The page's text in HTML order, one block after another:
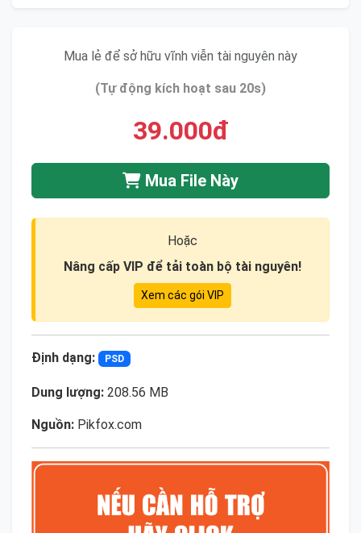
Mua lẻ để sở hữu vĩnh viễn tài nguyên này
(Tự động kích hoạt sau 20s)
39.000đ
Mua File Này
Hoặc
Nâng cấp VIP để tải toàn bộ tài nguyên!
Xem các gói VIP
Định dạng: PSD
Dung lượng: 208.56 MB
Nguồn: Pikfox.com